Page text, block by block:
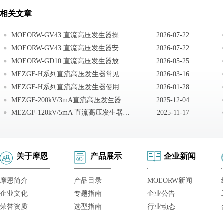
相关文章
MOEORW-GV43 直流高压发生器操作步骤
2026-07-22
MOEORW-GV43 直流高压发生器安全警告
2026-07-22
MOEORW-GD10 直流高压发生器放电棒的使用
2026-05-25
MEZGF-H系列直流高压发生器常见故障及解决方法
2026-03-16
MEZGF-H系列直流高压发生器使用注意事项
2026-01-28
MEZGF-200kV/3mA直流高压发生器常见故障
2025-12-04
MEZGF-120kV/5mA 直流高压发生器注意事项
2025-11-17
关于摩恩
摩恩简介
企业文化
荣誉资质
产品展示
产品目录
专题指南
选型指南
企业新闻
MOEORW新闻
企业公告
行业动态